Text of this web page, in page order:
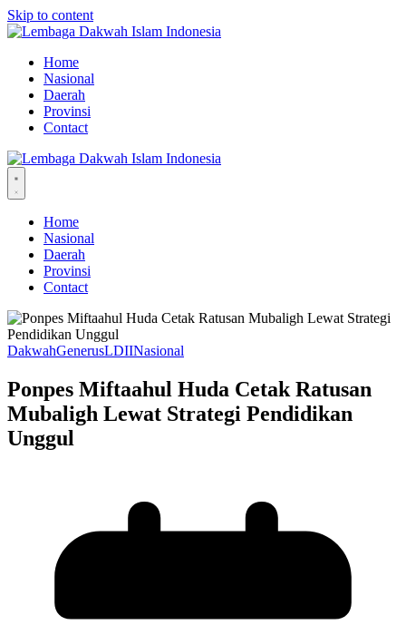
Skip to content
Home
Nasional
Daerah
Provinsi
Contact
Home
Nasional
Daerah
Provinsi
Contact
DakwahGenerusLDIINasional
Ponpes Miftaahul Huda Cetak Ratusan
Mubaligh Lewat Strategi Pendidikan
Unggul